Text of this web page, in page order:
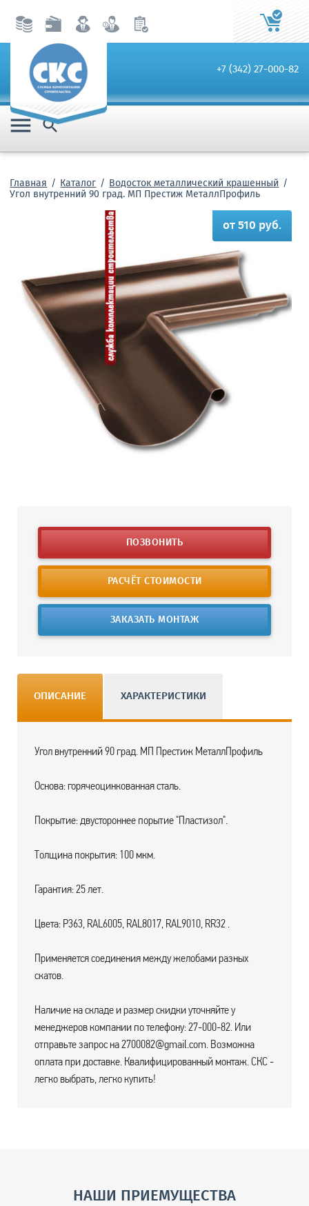
+7 (342) 27-000-82
 
Главная Каталог Водосток металлический крашенный
Угол внутренний 90 град. МП Престиж МеталлПрофиль
от 510 руб.
ПОЗВОНИТЬ
РАСЧЁТ СТОИМОСТИ
ЗАКАЗАТЬ МОНТАЖ
ОПИСАНИЕ ХАРАКТЕРИСТИКИ
Угол внутренний 90 град. МП Престиж МеталлПрофиль
Основа: горячеоцинкованная сталь.
Покрытие: двустороннее порытие "Пластизол".
Толщина покрытия: 100 мкм.
Гарантия: 25 лет.
Цвета: P363, RAL6005, RAL8017, RAL9010, RR32 .
Применяется соединения между желобами разных
скатов.
Наличие на складе и размер скидки уточняйте у
менеджеров компании по телефону: 27-000-82. Или
отправьте запрос на 2700082@gmail.com. Возможна
оплата при доставке. Квалифицированный монтаж. СКС -
легко выбрать, легко купить!
НАШИ ПРИЕМУЩЕСТВА